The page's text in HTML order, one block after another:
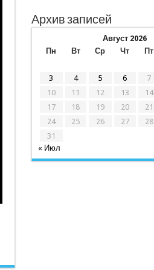
Архив записей
Август 2026
Пн
Вт Ср Чт Пт
3
4 5 6 7
10
11 12 13 14
17
18 19 20 21
24
25 26 27 28
31
« Июл